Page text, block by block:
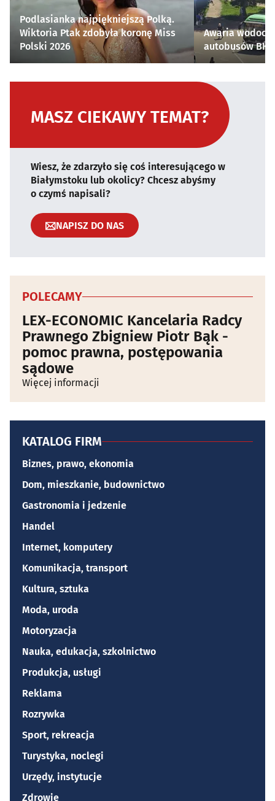
Podlasianka najpiękniejszą Polką.
Wiktoria Ptak zdobyła koronę Miss
Polski 2026
Awaria
autobusów
MASZ CIEKAWY TEMAT?
Wiesz, że zdarzyło się coś interesującego w
Białymstoku lub okolicy? Chcesz abyśmy
o czymś napisali?
NAPISZ DO NAS
POLECAMY
LEX-ECONOMIC Kancelaria Radcy
Prawnego Zbigniew Piotr Bąk -
pomoc prawna, postępowania
sądowe
Więcej informacji
KATALOG FIRM
Biznes, prawo, ekonomia
Dom, mieszkanie, budownictwo
Gastronomia i jedzenie
Handel
Internet, komputery
Komunikacja, transport
Kultura, sztuka
Moda, uroda
Motoryzacja
Nauka, edukacja, szkolnictwo
Produkcja, usługi
Reklama
Rozrywka
Sport, rekreacja
Turystyka, noclegi
Urzędy, instytucje
Zdrowie